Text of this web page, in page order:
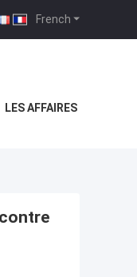
French
LES AFFAIRES